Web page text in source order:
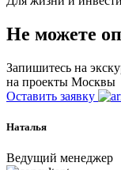
Не можете
Запишитесь на
на проекты Москвы
Оставить заявку
Наталья
Ведущий менеджер